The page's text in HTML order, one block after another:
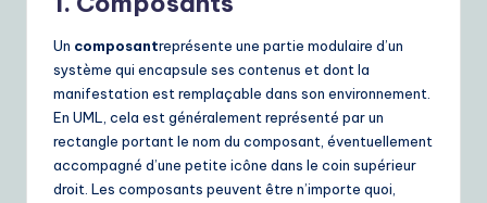
Un composantreprésente une partie modulaire d’un
système qui encapsule ses contenus et dont la
manifestation est remplaçable dans son environnement.
En UML, cela est généralement représenté par un
rectangle portant le nom du composant, éventuellement
accompagné d’une petite icône dans le coin supérieur
droit. Les composants peuvent être n’importe quoi,